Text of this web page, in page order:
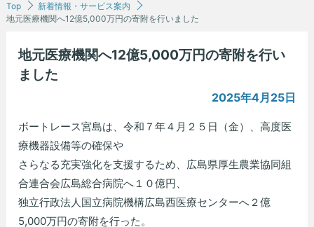
Top
新着情報・サービス案内
地元医療機関へ12億5,000万円の寄附を行いました
地元医療機関へ12億5,000万円の寄附を行い
ました
2025年4月25日
ボートレース宮島は、令和７年４月２５日（金）、高度医
療機器設備等の確保や
さらなる充実強化を支援するため、広島県厚生農業協同組
合連合会広島総合病院へ１０億円、
独立行政法人国立病院機構広島西医療センターへ２億
5,000万円の寄附を行った。